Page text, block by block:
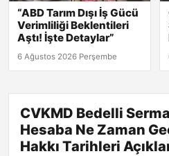
“ABD Tarım Dışı İş Gücü
Verimliliği Beklentileri
Aştı! İşte Detaylar”
6 Ağustos 2026 Perşembe
CVKMD Bedelli
Hesaba Ne Zaman
Hakkı Tarihleri